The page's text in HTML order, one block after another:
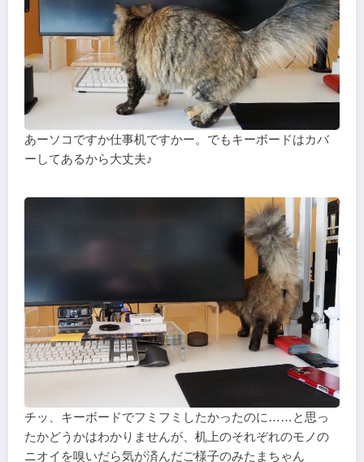
あーソコですか仕事机ですかー。でもキーボードはカバ
ーしてあるから大丈夫♪
チッ、キーボードでフミフミしたかったのに……と思っ
たかどうかはわかりませんが、机上のそれぞれのモノの
ニオイを嗅いだら気が済んだご様子のみたまちゃん